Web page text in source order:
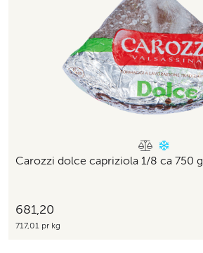
Carozzi dolce capriziola 1/8 ca 750 g
681,20
717,01 pr kg